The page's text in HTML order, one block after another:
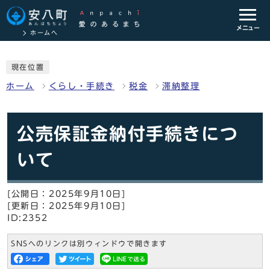
ホームへ
メニュー
現在位置
ホーム くらし・手続き 税金 滞納整理
公売保証金納付手続きにつ
いて
[公開日：2025年9月10日]
[更新日：2025年9月10日]
ID:2352
SNSへのリンクは別ウィンドウで開きます